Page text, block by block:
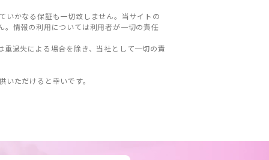
いかなる保証も一切致しません。当サイトの
情報の利用については利用者が一切の責任
過失による場合を除き、当社として一切の責
ただけると幸いです。